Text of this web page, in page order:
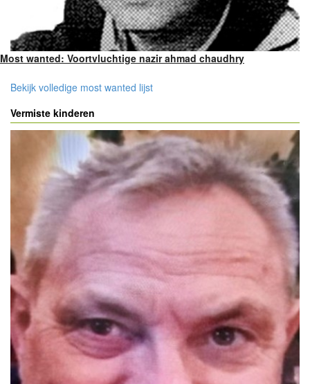
Most wanted: Voortvluchtige nazir ahmad chaudhry
Bekijk volledige most wanted lijst
Vermiste kinderen